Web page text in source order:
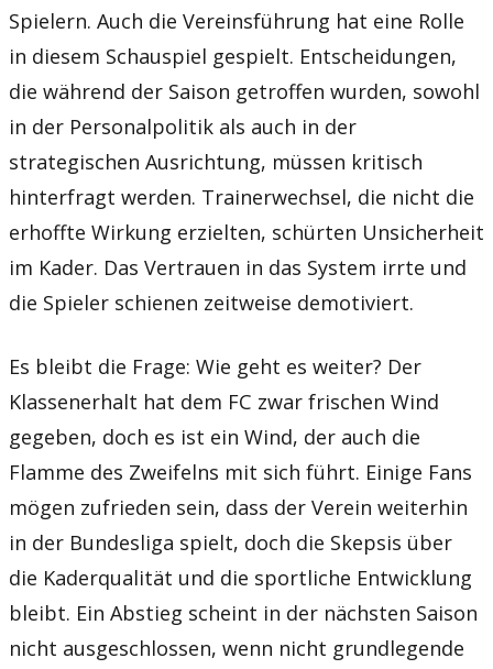
Spielern. Auch die Vereinsführung hat eine Rolle
in diesem Schauspiel gespielt. Entscheidungen,
die während der Saison getroffen wurden, sowohl
in der Personalpolitik als auch in der
strategischen Ausrichtung, müssen kritisch
hinterfragt werden. Trainerwechsel, die nicht die
erhoffte Wirkung erzielten, schürten Unsicherheit
im Kader. Das Vertrauen in das System irrte und
die Spieler schienen zeitweise demotiviert.
Es bleibt die Frage: Wie geht es weiter? Der
Klassenerhalt hat dem FC zwar frischen Wind
gegeben, doch es ist ein Wind, der auch die
Flamme des Zweifelns mit sich führt. Einige Fans
mögen zufrieden sein, dass der Verein weiterhin
in der Bundesliga spielt, doch die Skepsis über
die Kaderqualität und die sportliche Entwicklung
bleibt. Ein Abstieg scheint in der nächsten Saison
nicht ausgeschlossen, wenn nicht grundlegende